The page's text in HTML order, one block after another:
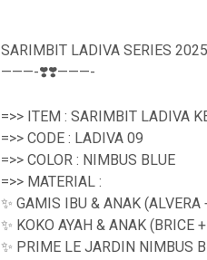
SARIMBIT LADIVA SERIES 2025
———-❣️❣️———-
=>> ITEM : SARIMBIT LADIVA
=>> CODE : LADIVA 09
=>> COLOR : NIMBUS BLUE
=>> MATERIAL :
✨ GAMIS IBU & ANAK
✨ KOKO AYAH & ANAK (BRICE
✨ PRIME LE JARDIN NIMBUS